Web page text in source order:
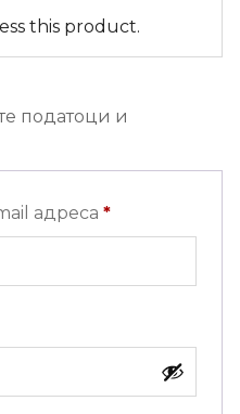
this product.
податоци и
адреса *